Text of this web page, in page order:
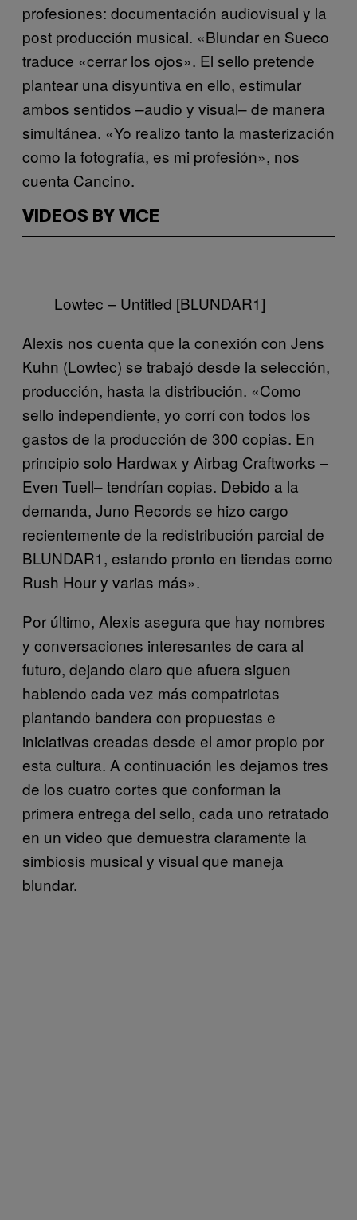
profesiones: documentación audiovisual y la
post producción musical. «Blundar en Sueco
traduce «cerrar los ojos». El sello pretende
plantear una disyuntiva en ello, estimular
ambos sentidos –audio y visual– de manera
simultánea. «Yo realizo tanto la masterización
como la fotografía, es mi profesión», nos
cuenta Cancino.
VIDEOS BY VICE
Lowtec – Untitled [BLUNDAR1]
Alexis nos cuenta que la conexión con Jens
Kuhn (Lowtec) se trabajó desde la selección,
producción, hasta la distribución. «Como
sello independiente, yo corrí con todos los
gastos de la producción de 300 copias. En
principio solo Hardwax y Airbag Craftworks –
Even Tuell– tendrían copias. Debido a la
demanda, Juno Records se hizo cargo
recientemente de la redistribución parcial de
BLUNDAR1, estando pronto en tiendas como
Rush Hour y varias más».
Por último, Alexis asegura que hay nombres
y conversaciones interesantes de cara al
futuro, dejando claro que afuera siguen
habiendo cada vez más compatriotas
plantando bandera con propuestas e
iniciativas creadas desde el amor propio por
esta cultura. A continuación les dejamos tres
de los cuatro cortes que conforman la
primera entrega del sello, cada uno retratado
en un video que demuestra claramente la
simbiosis musical y visual que maneja
blundar.